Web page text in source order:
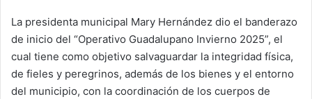
La presidenta municipal Mary Hernández dio el banderazo
de inicio del “Operativo Guadalupano Invierno 2025”, el
cual tiene como objetivo salvaguardar la integridad física,
de fieles y peregrinos, además de los bienes y el entorno
del municipio, con la coordinación de los cuerpos de